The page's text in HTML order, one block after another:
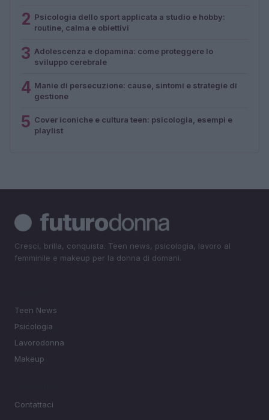
2 Psicologia dello sport applicata a studio e hobby:
routine, calma e obiettivi
3 Adolescenza e dopamina: come proteggere lo
sviluppo cerebrale
4 Manie di persecuzione: cause, sintomi e strategie di
gestione
5 Cover iconiche e cultura teen: psicologia, esempi e
playlist
Cresci, brilla, conquista. Teen news, psicologia, lavoro al
femminile e makeup per la donna di domani.
Teen News
Psicologia
Lavorodonna
Makeup
Contattaci